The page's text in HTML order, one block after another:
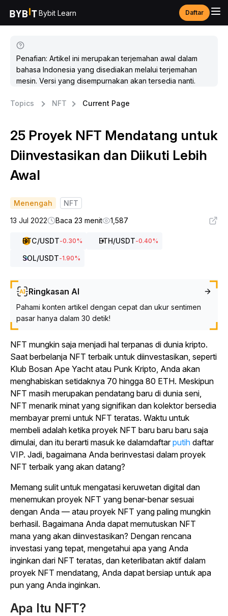
Bybit Learn Daftar
Penafian: Artikel ini merupakan terjemahan awal dalam
bahasa Indonesia yang disediakan melalui terjemahan
mesin. Versi yang disempurnakan akan tersedia nanti.
Topics NFT Current Page
25 Proyek NFT Mendatang untuk
Diinvestasikan dan Diikuti Lebih
Awal
Menengah
NFT
13 Jul 2022
Baca 23 menit 1,587
BTC/USDT-0.30% ETH/USDT-0.40%
SOL/USDT-1.90%
Ringkasan AI
Pahami konten artikel dengan cepat dan ukur sentimen
pasar hanya dalam 30 detik!
NFT mungkin saja menjadi hal terpanas di dunia kripto.
Saat berbelanja NFT terbaik untuk diinvestasikan, seperti
Klub Bosan Ape Yacht atau Punk Kripto, Anda akan
menghabiskan setidaknya 70 hingga 80 ETH. Meskipun
NFT masih merupakan pendatang baru di dunia seni,
NFT menarik minat yang signifikan dan kolektor bersedia
membayar premi untuk NFT teratas. Waktu untuk
membeli adalah ketika proyek NFT baru baru baru saja
dimulai, dan itu berarti masuk ke dalamdaftarputih daftar
VIP. Jadi, bagaimana Anda berinvestasi dalam proyek
NFT terbaik yang akan datang?
Memang sulit untuk mengatasi keruwetan digital dan
menemukan proyek NFT yang benar-benar sesuai
dengan Anda — atau proyek NFT yang paling mungkin
berhasil. Bagaimana Anda dapat memutuskan NFT
mana yang akan diinvestasikan? Dengan rencana
investasi yang tepat, mengetahui apa yang Anda
inginkan dari NFT teratas, dan keterlibatan aktif dalam
proyek NFT mendatang, Anda dapat bersiap untuk apa
pun yang Anda inginkan.
Apa Itu NFT?